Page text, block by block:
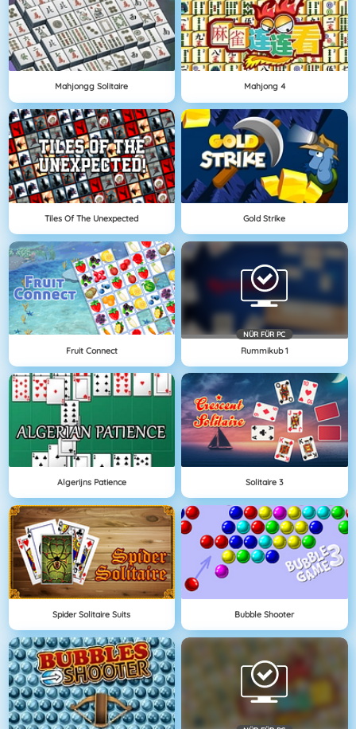
Mahjongg Solitaire Mahjong 4
Tiles Of The Unexpected Gold Strike
Fruit Connect
NÜR FÜR PC
Rummikub 1
Algerijns Patience Solitaire 3
Spider Solitaire Suits Bubble Shooter